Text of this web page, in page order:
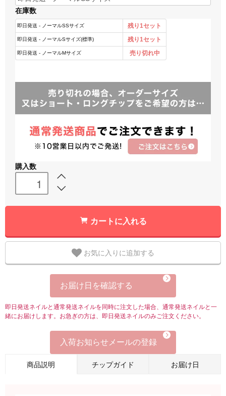
在庫数
購入数
カートに入れる
お気に入りに追加する
お届け日を確認する
即日発送ネイルと通常発送ネイルを同時に注文した場合、通常発送ネイルと一
緒にお届けします。お急ぎの方は、即日発送ネイルのみご注文ください。
入荷お知らせメールの登録
商品説明 チップガイド お届け日